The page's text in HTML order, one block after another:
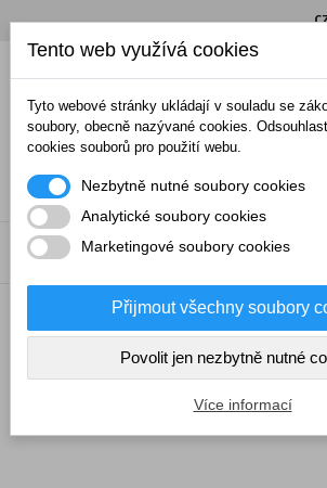
NABÍDKA
Narkotizační technika →
Střely, jehly
Tento web využívá cookies
Tyto webové stránky ukládají v souladu se
soubory, obecně nazývané cookies.
cookies souborů pro použití webu.
Nezbytně nutné soubory cookies
Analytické soubory cookies
Marketingové soubory cookies
Přijmout všechny soubory
Povolit jen nezbytně nutné
Více informací